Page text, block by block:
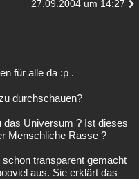
27.09.2004 um 14:27
für alle da :p .
durchschauen?
Universum ? Ist dieses
Menschliche Rasse ?
transparent gemacht
aus. Sie erklärt das